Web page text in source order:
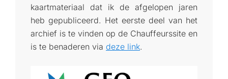
kaartmateriaal dat ik de afgelopen jaren
heb gepubliceerd. Het eerste deel van het
archief is te vinden op de Chauffeurssite en
is te benaderen via deze link.